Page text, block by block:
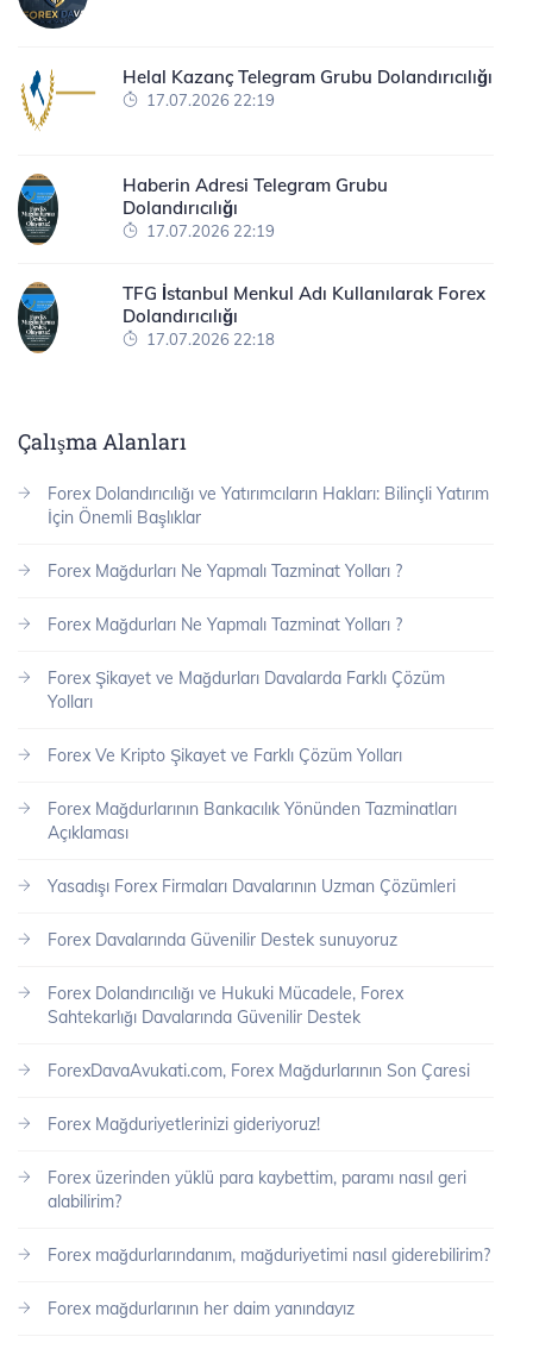
Helal Kazanç Telegram Grubu Dolandırıcılığı
17.07.2026 22:19
Haberin Adresi Telegram Grubu
Dolandırıcılığı
17.07.2026 22:19
TFG İstanbul Menkul Adı Kullanılarak Forex
Dolandırıcılığı
17.07.2026 22:18
Çalışma Alanları
Forex Dolandırıcılığı ve Yatırımcıların Hakları: Bilinçli Yatırım
İçin Önemli Başlıklar
Forex Mağdurları Ne Yapmalı Tazminat Yolları ?
Forex Mağdurları Ne Yapmalı Tazminat Yolları ?
Forex Şikayet ve Mağdurları Davalarda Farklı Çözüm
Yolları
Forex Ve Kripto Şikayet ve Farklı Çözüm Yolları
Forex Mağdurlarının Bankacılık Yönünden Tazminatları
Açıklaması
Yasadışı Forex Firmaları Davalarının Uzman Çözümleri
Forex Davalarında Güvenilir Destek sunuyoruz
Forex Dolandırıcılığı ve Hukuki Mücadele, Forex
Sahtekarlığı Davalarında Güvenilir Destek
ForexDavaAvukati.com, Forex Mağdurlarının Son Çaresi
Forex Mağduriyetlerinizi gideriyoruz!
Forex üzerinden yüklü para kaybettim, paramı nasıl geri
alabilirim?
Forex mağdurlarındanım, mağduriyetimi nasıl giderebilirim?
Forex mağdurlarının her daim yanındayız